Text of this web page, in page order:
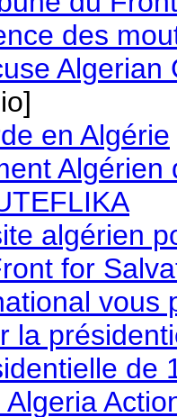
des
en Algérie
Algérien
algérien
for
vous
la
de